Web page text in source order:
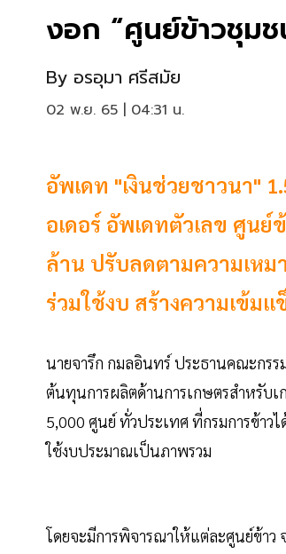
งอก “ศูนย์ข้าวชุมช
By อรอุมา ศรีสมัย
02 พ.ย. 65 | 04:31 น.
อัพเดท "เงินช่วยชาวนา"
อเดอร์ อัพเดทตัวเลข ศูน
ล้าน ปรับลดตามความเห
ร่วมใช้งบ สร้างความเข้มแ
นายจารึก กมลอินทร์ ประธานคณะกรร
ต้นทุนการผลิตด้านการเกษตรสำหรับ
5,000 ศูนย์ ทั่วประเทศ ที่กรมการข้าว
ใช้งบประมาณเป็นภาพรวม
โดยจะมีการพิจารณาให้แต่ละศูนย์ข้า